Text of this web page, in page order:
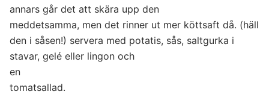
annars går det att skära upp den
meddetsamma, men det rinner ut mer köttsaft då. (häll
den i såsen!) servera med potatis, sås, saltgurka i
stavar, gelé eller lingon och
en
tomatsallad.